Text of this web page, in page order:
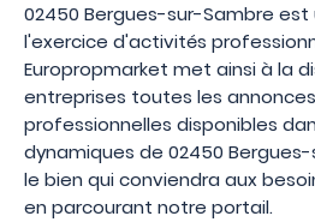
02450 Bergues-sur-Sambre est
l'exercice d'activités
Europropmarket met ainsi à la
entreprises toutes les
professionnelles disponibles
dynamiques de 02450
le bien qui conviendra aux
en parcourant notre portail.